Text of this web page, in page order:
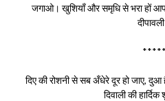
जगाओ। खुशियाँ और समृधि से भरा हों
*****
दिए की रोशनी से सब अँधेरे दूर हो जाए, दुआ
दिवाली की